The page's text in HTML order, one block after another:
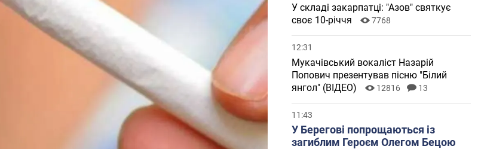
У складі закарпатці: "Азов" святкує
своє 10-річчя
7768
12:31
Мукачівський вокаліст Назарій
Попович презентував пісню "Білий
янгол" (ВІДЕО)
12816 13
11:43
У Берегові попрощаються із
загиблим Героєм Олегом Бецою